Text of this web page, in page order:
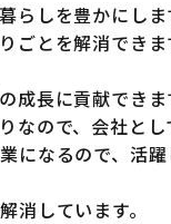
らしを豊かにしま
ごとを解消できま
成長に貢献できま
なので、会社とし
になるので、活躍
消しています。